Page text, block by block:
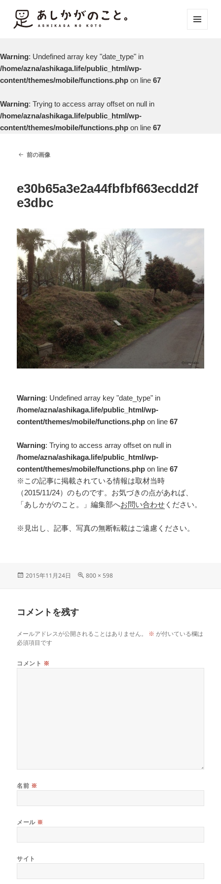
Warning: Undefined array key "date_type" in
/home/azna/ashikaga.life/public_html/wp-
content/themes/mobile/functions.php on line 67
Warning: Trying to access array offset on null in
/home/azna/ashikaga.life/public_html/wp-
content/themes/mobile/functions.php on line 67
前の画像
e30b65a3e2a44fbfbf663ecdd2f
e3dbc
Warning: Undefined array key "date_type" in
/home/azna/ashikaga.life/public_html/wp-
content/themes/mobile/functions.php on line67
Warning: Trying to access array offset on null in
/home/azna/ashikaga.life/public_html/wp-
content/themes/mobile/functions.php on line67
※この記事に掲載されている情報は取材当時
（2015/11/24）のものです。お気づきの点があれば、
「あしかがのこと。」編集部へお問い合わせ ください。
※見出し、記事、写真の無断転載はご遠慮ください。
2015年11月24日 800 × 598
コメントを残す
メールアドレスが公開されることはありません。 ※ が付いている欄は
必須項目です
コメント ※
名前 ※
メール ※
サイト